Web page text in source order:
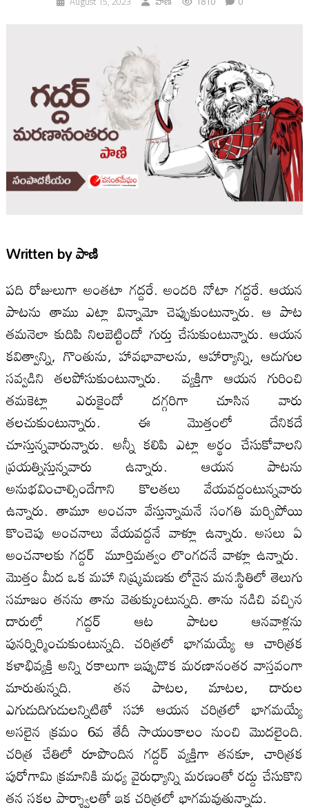
Written byపాణి
పది రోజులుగా అంతటా గద్దరే. అందరి నోటా గద్దరే. ఆయన
పాటను తాము ఎట్లా విన్నామో చెప్పుకుంటున్నారు. ఆ పాట
తమనెలా కుదిపి నిలబెట్టిందో గుర్తు చేసుకుంటున్నారు. ఆయన
కవిత్వాన్ని, గొంతును, హావభావాలను, ఆహార్యాన్ని, ఆడుగుల
సవ్వడిని తలపోసుకుంటున్నారు. వ్యక్తిగా ఆయన గురించి
తమకెట్లా ఎరుకైందో దగ్గరిగా చూసిన వారు
తలచుకుంటున్నారు. ఈ మొత్తంలో దేనికదే
చూస్తున్నవారున్నారు. అన్నీ కలిపి ఎట్లా అర్థం చేసుకోవాలని
ప్రయత్నిస్తున్నవారు ఉన్నారు. ఆయన పాటను
అనుభవించాల్సిందేగాని కొలతలు వేయవద్దంటున్నవారు
ఉన్నారు. తామూ అంచనా వేస్తున్నామనే సంగతి మర్చిపోయి
కొంచెపు అంచనాలు వేయవద్దనే వాళ్లూ ఉన్నారు. అసలు ఏ
అంచనాలకు గద్దర్‌ మూర్తిమత్వం లొంగదనే వాళ్లూ ఉన్నారు.
మొత్తం మీద ఒక మహా నిష్క్రమణకు లోనైన మన:స్థితిలో తెలుగు
సమాజం తనను తాను వెతుక్కుంటున్నది. తాను నడిచి వచ్చిన
దారుల్లో గద్దర్‌ ఆట పాటల ఆనవాళ్లను
పునర్నిర్మించుకుంటున్నది. చరిత్రలో భాగమయ్యే ఆ చారిత్రక
కళాభివ్యక్తి అన్ని రకాలుగా ఇప్పుడొక మరణానంతర వాస్తవంగా
మారుతున్నది. తన పాటల, మాటల, దారుల
ఎగుడుదిగుడులన్నిటితో సహా ఆయన చరిత్రలో భాగమయ్యే
అసలైన క్రమం 6వ తేదీ సాయంకాలం నుంచి మొదలైంది.
చరిత్ర చేతిలో రూపొందిన గద్దర్‌ వ్యక్తిగా తనకూ, చారిత్రక
పురోగామి క్రమానికి మధ్య వైరుధ్యాన్ని మరణంతో రద్దు చేసుకొని
తన సకల పార్శ్వాలతో ఇక చరిత్రలో భాగమవుతున్నాడు.